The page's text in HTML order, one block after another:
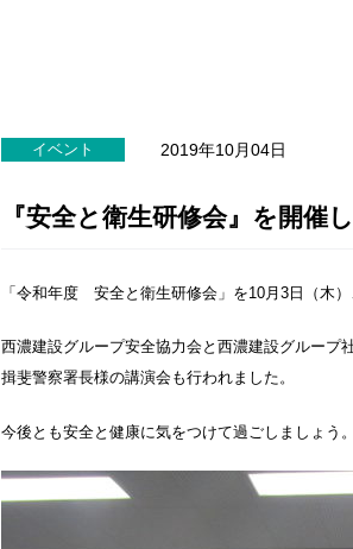
イベント 2019年10月04日
『安全と衛生研修会』を開催
「令和年度 安全と衛生研修会」を10月3日（木
西濃建設グループ安全協力会と西濃建設グループ
揖斐警察署長様の講演会も行われました。
今後とも安全と健康に気をつけて過ごしましょう。